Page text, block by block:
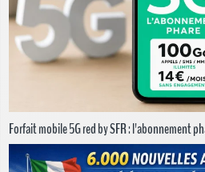
Forfait mobile 5G red by SFR : l'abonnement